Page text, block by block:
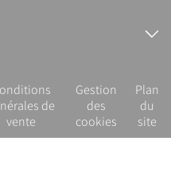
de
vente
Gestion
des
cookies
Plan
du
site